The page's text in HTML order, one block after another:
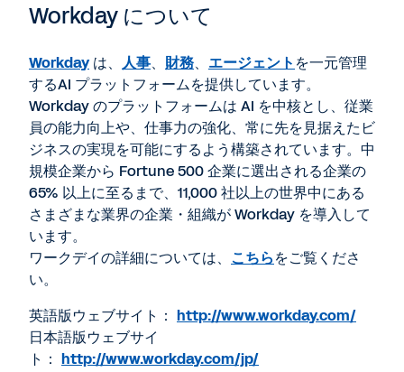
Workday について
Workdayは、 人事、 財務、 エージェント を一元管理
するAI プラットフォームを提供しています。
Workday のプラットフォームは AI を中核とし、従業
員の能力向上や、仕事力の強化、常に先を見据えたビ
ジネスの実現を可能にするよう構築されています。中
規模企業から Fortune 500 企業に選出される企業の
65% 以上に至るまで、11,000 社以上の世界中にある
さまざまな業界の企業・組織が Workday を導入して
います。
ワークデイの詳細については、 こちらをご覧くださ
い。
英語版ウェブサイト： http://www.workday.com/
日本語版ウェブサイ
ト： http://www.workday.com/jp/